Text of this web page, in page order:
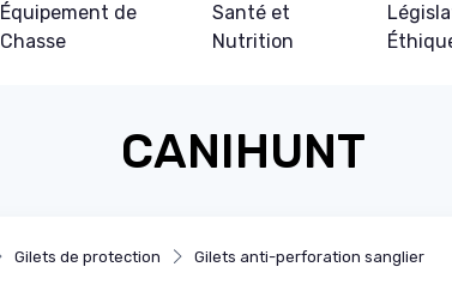
Équipement de
Chasse
Santé et
Nutrition
CANIHUNT
Gilets de protection Gilets anti-perforation sanglier